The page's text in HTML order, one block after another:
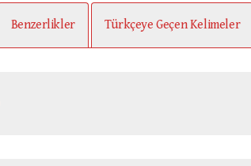
Benzerlikler Türkçeye Geçen Kelimeler